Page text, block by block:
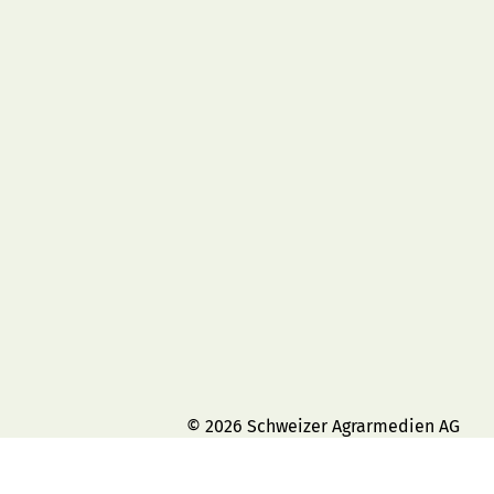
© 2026 Schweizer Agrarmedien AG